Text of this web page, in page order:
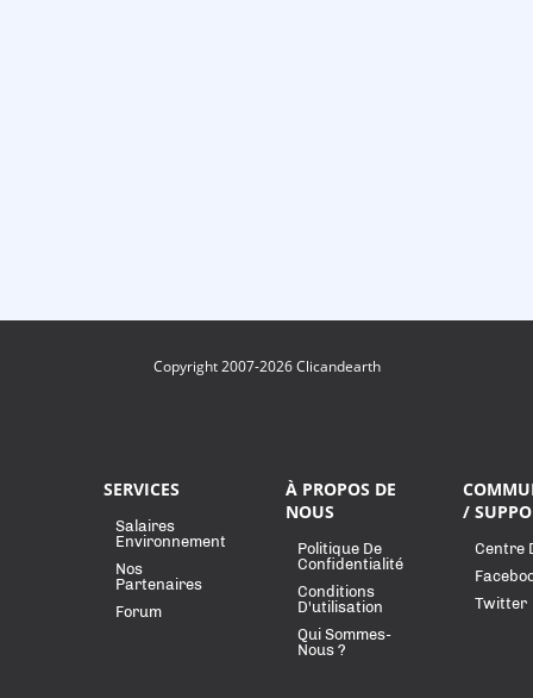
Copyright 2007-2026 Clicandearth
SERVICES
Salaires
Environnement
Nos
Partenaires
Forum
À PROPOS DE
NOUS
Politique De
Confidentialité
Conditions
D'utilisation
Qui Sommes-
Nous ?
/
Centre
Twitter